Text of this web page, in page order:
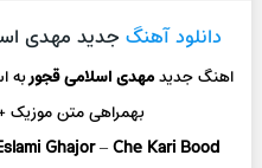
دانلود آهنگ جدید مهدی
اهنگ جدیدمهدی اسلامی قجوربه
بهمراهی متن موزیک +
Ghajor–Che Kari Bood